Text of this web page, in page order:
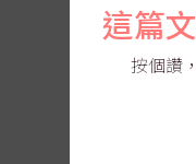
這篇
按個讚